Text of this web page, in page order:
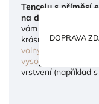
DOPRAVA
Tencelu s příměsí
na dotek
. Díky
vám bude
sedět
krásně tím
volnými kalhotami s
vysokým pasem
.
vrstvení (například s